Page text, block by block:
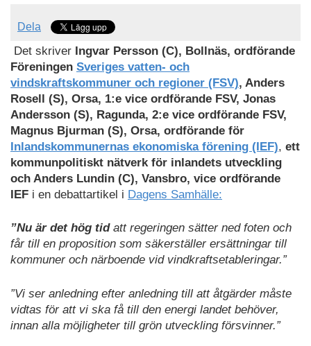
Dela
Det skriver Ingvar Persson (C), Bollnäs, ordförande
Föreningen Sveriges vatten- och
vindskraftskommuner och regioner (FSV), Anders
Rosell (S), Orsa, 1:e vice ordförande FSV, Jonas
Andersson (S), Ragunda, 2:e vice ordförande FSV,
Magnus Bjurman (S), Orsa, ordförande för
Inlandskommunernas ekonomiska förening (IEF), ett
kommunpolitiskt nätverk för inlandets utveckling
och Anders Lundin (C), Vansbro, vice ordförande
IEF i en debattartikel i Dagens Samhälle:
”Nu är det hög tidatt regeringen sätter ned foten och
får till en proposition som säkerställer ersättningar till
kommuner och närboende vid vindkraftsetableringar.”
”Vi ser anledning efter anledning till att åtgärder måste
vidtas för att vi ska få till den energi landet behöver,
innan alla möjligheter till grön utveckling försvinner.”